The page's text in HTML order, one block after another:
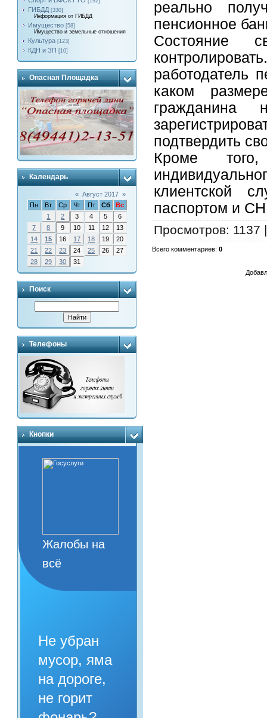
ГИБДД [330]
Информация от ГИБДД
Имущество [58]
Имущество и земельные отношения
Культура [123]
КДН и ЗП [10]
Опасная Площадка
Календарь
« Август 2017 »
Пн
Вт Ср Чт Пт Сб
Вс
1
2 3 4 5
6
7
8 9 10 11 12
13
14
15 16 17 18 19
20
21
22 23 24 25 26
27
28
29 30 31
Поиск
Телефоны
Кнопки
Жалобы на
всё
Не убран
мусор, яма
на дороге,
не горит
реально
пенсионное
Состояние
работодатель
каком
подтвердить
Кроме
клиентской
паспортом и
Просмотров: 1137
Всего комментариев:0